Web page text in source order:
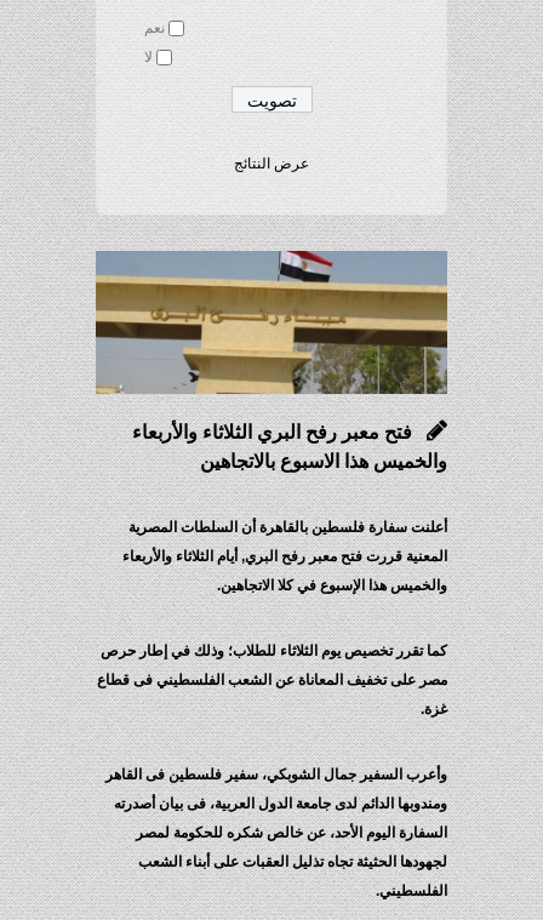
نعم
لا
عرض النتائج
فتح معبر رفح البري الثلاثاء والأربعاء
والخميس هذا الاسبوع بالاتجاهين
أعلنت سفارة فلسطين بالقاهرة أن السلطات المصرية
المعنية قررت فتح معبر رفح البري, أيام الثلاثاء والأربعاء
والخميس هذا الإسبوع في كلا الاتجاهين.
كما تقرر تخصيص يوم الثلاثاء للطلاب؛ وذلك في إطار حرص
مصر على تخفيف المعاناة عن الشعب الفلسطيني فى قطاع
غزة.
وأعرب السفير جمال الشوبكي، سفير فلسطين فى القاهر
ومندوبها الدائم لدى جامعة الدول العربية، فى بيان أصدرته
السفارة اليوم الأحد، عن خالص شكره للحكومة لمصر
لجهودها الحثيثة تجاه تذليل العقبات على أبناء الشعب
الفلسطيني.